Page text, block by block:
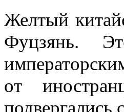
Желтый
Фуцзянь.
от
подвергались